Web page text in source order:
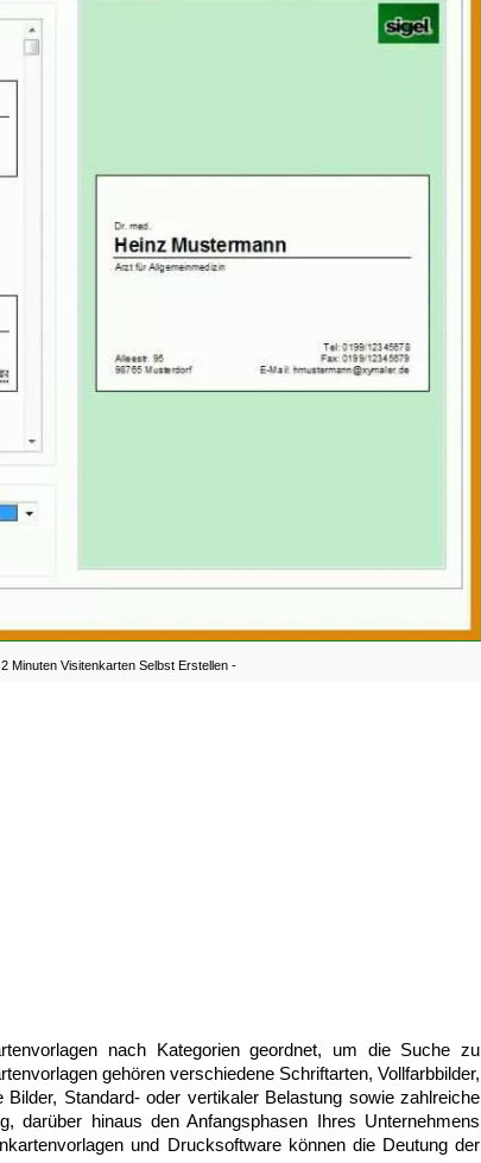
Minuten Visitenkarten Selbst Erstellen -
nach Kategorien geordnet, um die Suche zu
gehören verschiedene Schriftarten, Vollfarbbilder,
Standard- oder vertikaler Belastung sowie zahlreiche
darüber hinaus den Anfangsphasen Ihres Unternehmens
und Drucksoftware können die Deutung der